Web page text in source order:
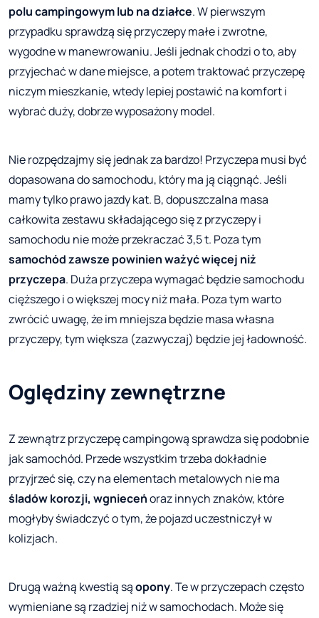
polu campingowym lub na działce. W pierwszym
przypadku sprawdzą się przyczepy małe i zwrotne,
wygodne w manewrowaniu. Jeśli jednak chodzi o to, aby
przyjechać w dane miejsce, a potem traktować przyczepę
niczym mieszkanie, wtedy lepiej postawić na komfort i
wybrać duży, dobrze wyposażony model.
Nie rozpędzajmy się jednak za bardzo! Przyczepa musi być
dopasowana do samochodu, który ma ją ciągnąć. Jeśli
mamy tylko prawo jazdy kat. B, dopuszczalna masa
całkowita zestawu składającego się z przyczepy i
samochodu nie może przekraczać 3,5 t. Poza tym
samochód zawsze powinien ważyć więcej niż
przyczepa. Duża przyczepa wymagać będzie samochodu
cięższego i o większej mocy niż mała. Poza tym warto
zwrócić uwagę, że im mniejsza będzie masa własna
przyczepy, tym większa (zazwyczaj) będzie jej ładowność.
Oględziny zewnętrzne
Z zewnątrz przyczepę campingową sprawdza się podobnie
jak samochód. Przede wszystkim trzeba dokładnie
przyjrzeć się, czy na elementach metalowych nie ma
śladów korozji, wgnieceńoraz innych znaków, które
mogłyby świadczyć o tym, że pojazd uczestniczył w
kolizjach.
Drugą ważną kwestią sąopony. Te w przyczepach często
wymieniane są rzadziej niż w samochodach. Może się